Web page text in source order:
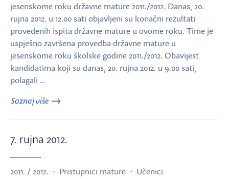
jesenskome roku državne mature 2011./2012. Danas, 20.
rujna 2012. u 12.00 sati objavljeni su konačni rezultati
provedenih ispita državne mature u ovome roku. Time je
uspješno završena provedba državne mature u
jesenskome roku školske godine 2011./2012. Obavijest
kandidatima koji su danas, 20. rujna 2012. u 9.00 sati,
polagali …
Saznaj više
7. rujna 2012.
2011. / 2012. Pristupnici mature Učenici